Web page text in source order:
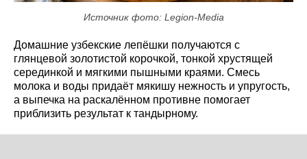
Источник фото: Legion-Media
Домашние узбекские лепёшки получаются с
глянцевой золотистой корочкой, тонкой хрустящей
серединкой и мягкими пышными краями. Смесь
молока и воды придаёт мякишу нежность и упругость,
а выпечка на раскалённом противне помогает
приблизить результат к тандырному.